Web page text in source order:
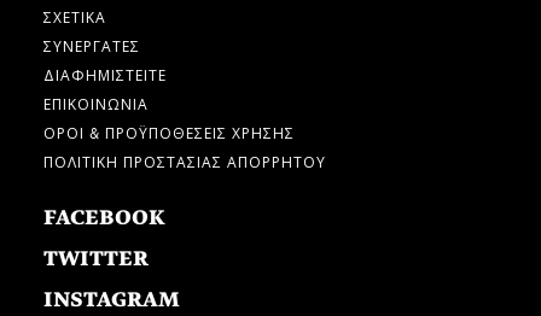
ΣΧΕΤΙΚΑ
ΣΥΝΕΡΓΑΤΕΣ
ΔΙΑΦΗΜΙΣΤΕΙΤΕ
ΕΠΙΚΟΙΝΩΝΙΑ
ΟΡΟΙ & ΠΡΟΫΠΟΘΕΣΕΙΣ ΧΡΗΣΗΣ
ΠΟΛΙΤΙΚΗ ΠΡΟΣΤΑΣΙΑΣ ΑΠΟΡΡΗΤΟΥ
FACEBOOK
TWITTER
INSTAGRAM